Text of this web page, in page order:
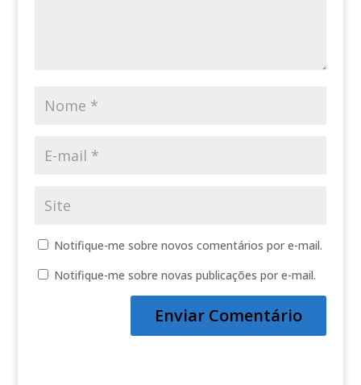
Notifique-me sobre novos comentários por e-mail.
Notifique-me sobre novas publicações por e-mail.